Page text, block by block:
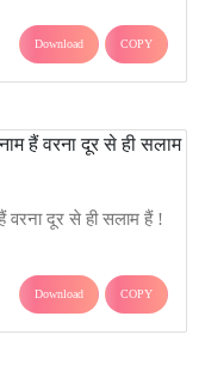
Download COPY
दूर से ही सलाम हैं !
Download COPY